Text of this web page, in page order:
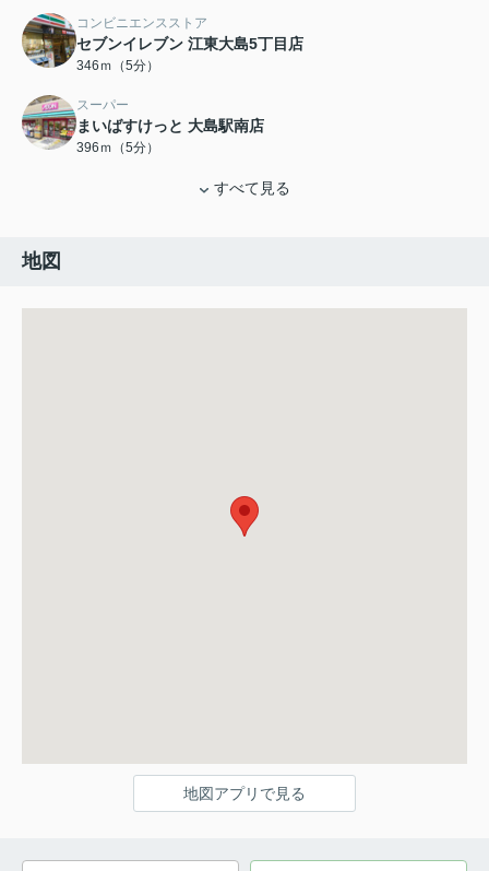
コンビニエンスストア
セブンイレブン 江東大島5丁目店
346ｍ（5分）
スーパー
まいばすけっと 大島駅南店
396ｍ（5分）
すべて見る
地図
地図アプリで見る